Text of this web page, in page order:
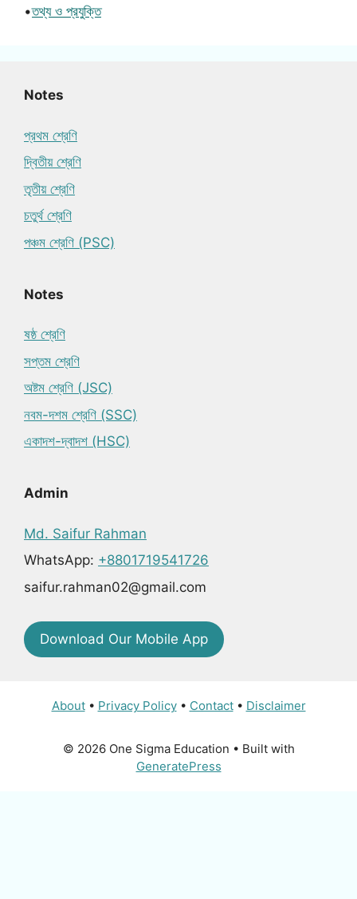
•তথ্য ও প্রযুক্তি
Notes
প্রথম শ্রেণি
দ্বিতীয় শ্রেণি
তৃতীয় শ্রেণি
চতুর্থ শ্রেণি
পঞ্চম শ্রেণি (PSC)
Notes
ষষ্ঠ শ্রেণি
সপ্তম শ্রেণি
অষ্টম শ্রেণি (JSC)
নবম-দশম শ্রেণি (SSC)
একাদশ-দ্বাদশ (HSC)
Admin
Md. Saifur Rahman
WhatsApp: +8801719541726
saifur.rahman02@gmail.com
Download Our Mobile App
About• Privacy Policy• Contact• Disclaimer
© 2026 One Sigma Education • Built with
GeneratePress